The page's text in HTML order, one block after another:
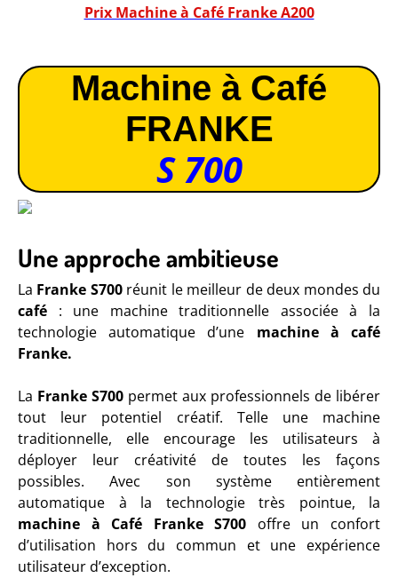
Prix Machine à Café Franke A200
Machine à Café
FRANKE
S 700
Une approche ambitieuse
La Franke S700réunit le meilleur de deux mondes du
café : une machine traditionnelle associée à la
technologie automatique d’une machine à café
Franke.
La Franke S700 permet aux professionnels de libérer
tout leur potentiel créatif. Telle une machine
traditionnelle, elle encourage les utilisateurs à
déployer leur créativité de toutes les façons
possibles. Avec son système entièrement
automatique à la technologie très pointue, la
machine à Café Franke S700 offre un confort
d’utilisation hors du commun et une expérience
utilisateur d’exception.